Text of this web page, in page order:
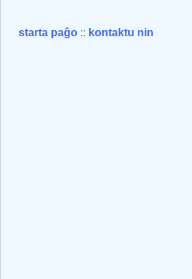
starta paĝo :: kontaktu nin